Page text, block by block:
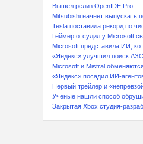
Вышел релиз OpenIDE Pro —
Mitsubishi начнёт выпускать
Tesla поставила рекорд по
Геймер отсудил у Microsoft
Microsoft представила ИИ,
«Яндекс» улучшил поиск АЗС
Microsoft и Mistral
«Яндекс» посадил ИИ-
Первый трейлер и
Учёные нашли способ
Закрытая Xbox студия-